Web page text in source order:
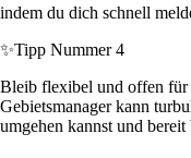
indem du dich schnell
✨Tipp Nummer 4
Bleib flexibel und offen für
Gebietsmanager kann
umgehen kannst und